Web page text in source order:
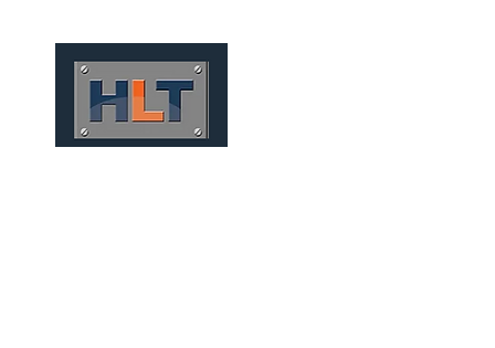
HOME QUEM SOMOS